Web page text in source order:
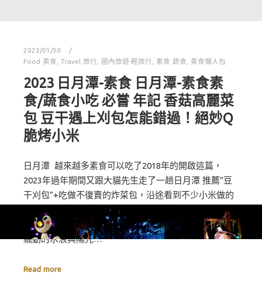
2023/01/30
Food 美食
Travel 旅行 國內旅遊-輕旅行 素食 蔬食 美食懶人包
2023 日月潭-素食 日月潭-素食素
食/蔬食小吃 必嘗 年記 香菇高麗菜
包 豆干遇上刈包怎能錯過！絕妙Q
脆烤小米
日月潭 越來越多素食可以吃了2018年的開啟這篇，
2023年過年期間又跟大貓先生走了一趟日月潭 推薦”豆
干刈包”+吃做不復賣的炸菜包，沿途看到不少小米做的
甜點(甜甜圈)之外烤杏鮑菇通通出爐，本篇延續舊文的
更新版喔! 湖光山色美景..隨便找個地方發發呆看著隨風
飄動的水浪與陽光…
Read more